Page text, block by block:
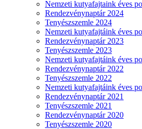
Nemzeti kutyafajtaink éves
Rendezvénynaptár 2024
Tenyészszemle 2024
Nemzeti kutyafajtáink éves
Rendezvénynaptár 2023
Tenyészszemle 2023
Nemzeti kutyafajtáink éves
Rendezvénynaptár 2022
Tenyészszemle 2022
Nemzeti kutyafajtáink éves
Rendezvénynaptár 2021
Tenyészszemle 2021
Rendezvénynaptár 2020
Tenyészszemle 2020